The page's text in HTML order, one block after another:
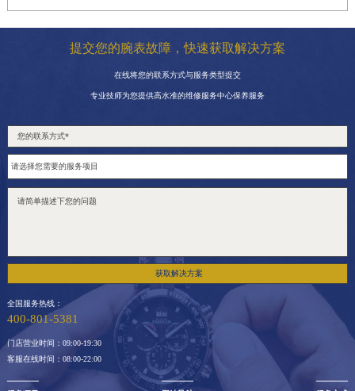
提交您的腕表故障，快速获取解决方案
在线将您的联系方式与服务类型提交
专业技师为您提供高水准的维修服务中心保养服务
获取解决方案
全国服务热线：
400-801-5381
门店营业时间：09:00-19:30
客服在线时间：08:00-22:00